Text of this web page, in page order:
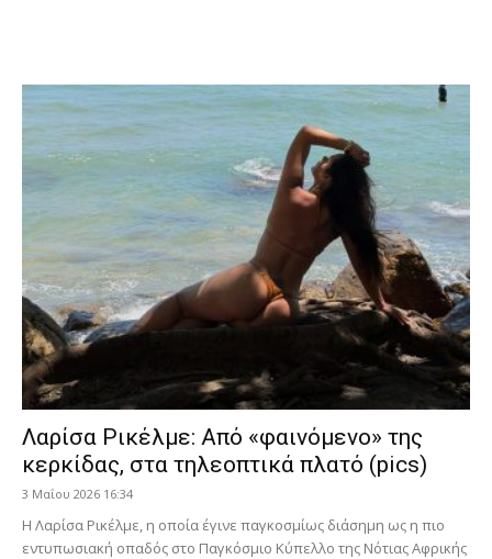
Λαρίσα Ρικέλμε: Από «φαινόμενο» της
κερκίδας, στα τηλεοπτικά πλατό (pics)
3 Μαΐου 2026 16:34
Η Λαρίσα Ρικέλμε, η οποία έγινε παγκοσμίως διάσημη ως η πιο
εντυπωσιακή οπαδός στο Παγκόσμιο Κύπελλο της Νότιας Αφρικής